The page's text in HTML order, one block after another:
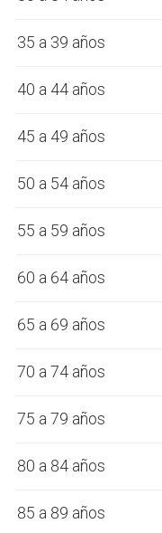
35 a 39 años
40 a 44 años
45 a 49 años
50 a 54 años
55 a 59 años
60 a 64 años
65 a 69 años
70 a 74 años
75 a 79 años
80 a 84 años
85 a 89 años